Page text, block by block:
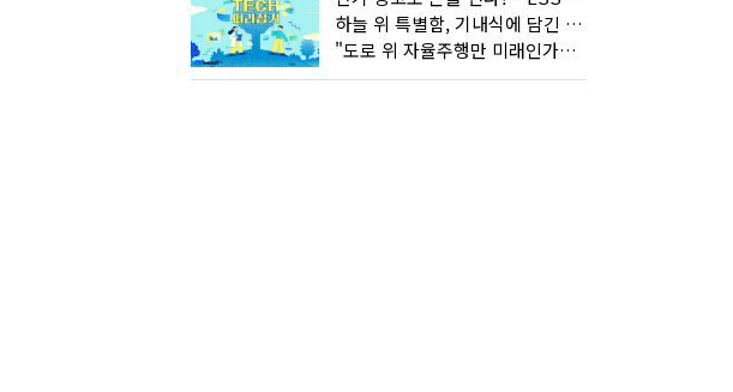
하늘 위 특별함, 기내식에 담긴 기술의 세계
"도로 위 자율주행만 미래인가요"…진흙탕서 길 내는 HD현대 AI 기술